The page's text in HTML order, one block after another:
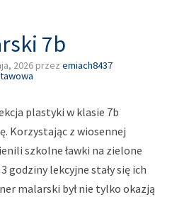
7b
2026 przez emiach8437
plastyki w klasie 7b
Korzystając z wiosennej
szkolne ławki na zielone
godziny lekcyjne stały się ich
malarski był nie tylko okazją